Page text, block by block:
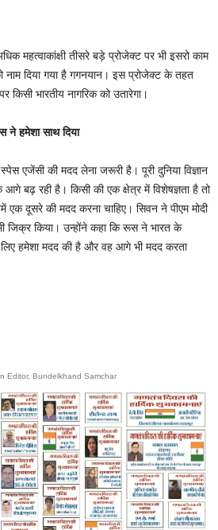
महत्वाकांक्षी तीसरे बड़े प्रोजेक्ट पर भी इसरो काम
दिया गया है गगनयान। इस प्रोजेक्ट के तहत
किसी भारतीय नागरिक को उतारेगा।
ने हमेशा साथ दिया
एजेंसी की मदद लेना जरूरी है। पूरी दुनिया विज्ञान
बढ़ रही है। किसी की एक क्षेत्र में विशेषज्ञता है तो
एक दूसरे की मदद करना चाहिए। सिवन ने पीएम मोदी
जिक्र किया। उन्होंने कहा कि रूस ने भारत के
हमेशा मदद की है और वह आगे भी मदद करता
Editor, Bundelkhand Samchar